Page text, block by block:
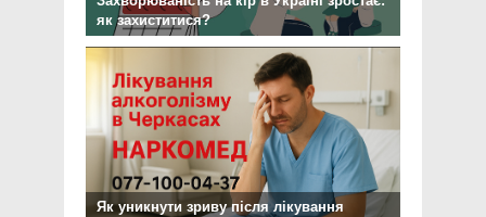
як захиститися?
Як уникнути зриву після лікування